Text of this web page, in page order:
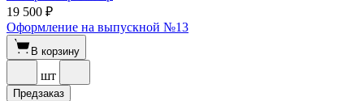
19 500 ₽
Оформление на выпускной №13
В корзину
шт
Предзаказ